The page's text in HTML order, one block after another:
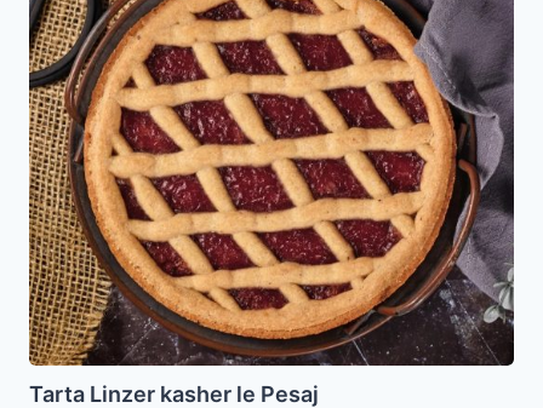
le
Pesaj
Tarta Linzer kasher le Pesaj